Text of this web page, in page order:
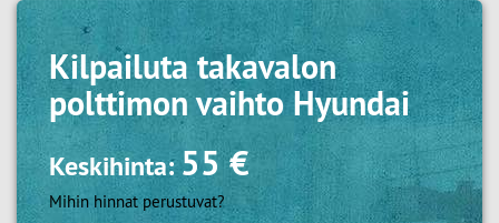
Kilpailuta takavalon
polttimon vaihto Hyundai
Keskihinta:55 €
Mihin hinnat perustuvat?